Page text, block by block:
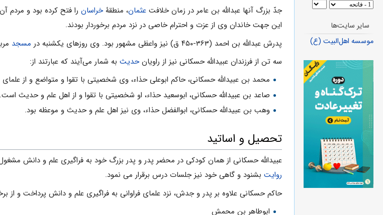
جدّ بزرگ آنها عبدالله بن عامر در زمان خلافت عثمان، منطقۀخراسان را فتح کرده بود و
این جهت خاندان وى از عزت و احترام خاصى در نزد مردم برخوردار بودند.
پدرش عبدالله بن احمد (۳۶۳-۴۵۰ ق) نیز واعظى مشهور بود. وى روزهاى یکشنبه در
مسجد
سه تن از فرزندان عبیدالله حسکانی نیز از راویانحدیث به شمار مى‌آیند که عبارتند از:
محمد بن عبیدالله حسکانى، حاکم ابوعلى حذاء، وى شخصیتى با تقوا و متواضع و از
صاعد بن عبیدالله حسکانى، ابوسعید حذاء، او شخصیتى با تقوا و از اهل علم و حدیث است.
وهب بن عبیدالله حسکانى، ابوالفضل حذاء، وى نیز اهل علم و حدیث و موعظه بود.
تحصیل و اساتید
عبیدالله حسکانی از همان کودکى در محضر پدر و پدر بزرگ خود به فراگیرى علم و دانش
روایت بشنود و گاهی خود نیز جلسات درس برقرار می نمود.
حاکم حسکانى علاوه بر پدر و جدش، نزد علماى فراوانى به فراگیرى علم و دانش پرداخت و از
ابوطاهر بن محمش
سایر سایت‌ها
موسسه اهل‌البیت (ع)